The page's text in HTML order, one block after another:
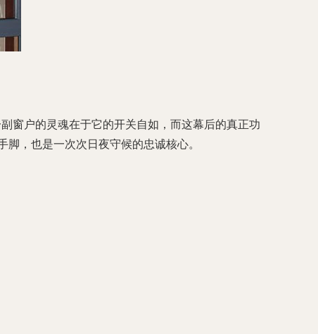
窗户的灵魂在于它的开关自如，而这幕后的真正功
，也是一次次日夜守候的忠诚核心。